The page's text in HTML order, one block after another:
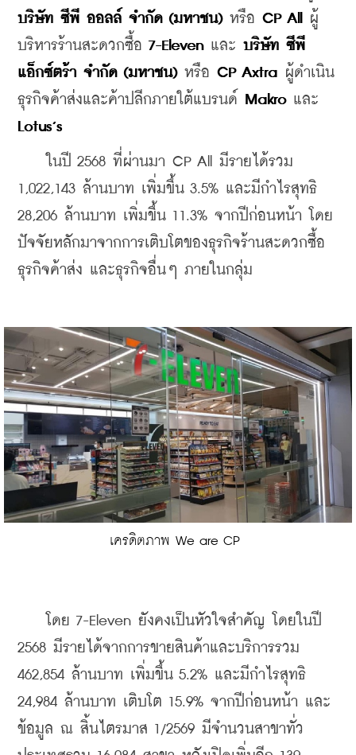
บริษัท ซีพี ออลล์ จำกัด (มหาชน) หรือ CP All
ผู้
บริหารร้านสะดวกซื้อ 7-Eleven และ บริษัท ซีพี
แอ็กซ์ตร้า จำกัด (มหาชน) หรือ CP Axtra ผู้ดำเนิน
ธุรกิจค้าส่งและค้าปลีกภายใต้แบรนด์ Makro
Lotus’s
ในปี 2568 ที่ผ่านมา CP All มีรายได้รวม
1,022,143 ล้านบาท เพิ่มขึ้น 3.5% และมีกำไรสุทธิ
28,206 ล้านบาท เพิ่มขึ้น 11.3% จากปีก่อนหน้า โดย
ปัจจัยหลักมาจากการเติบโตของธุรกิจร้านสะดวกซื้อ
ธุรกิจค้าส่ง และธุรกิจอื่นๆ ภายในกลุ่ม
เครดิตภาพ We are CP
โดย 7-Eleven ยังคงเป็นหัวใจสำคัญ โดยในปี
2568 มีรายได้จากการขายสินค้าและบริการรวม
462,854 ล้านบาท เพิ่มขึ้น 5.2% และมีกำไรสุทธิ
24,984 ล้านบาท เติบโต 15.9% จากปีก่อนหน้า และ
ข้อมูล ณ สิ้นไตรมาส 1/2569 มีจำนวนสาขาทั่ว